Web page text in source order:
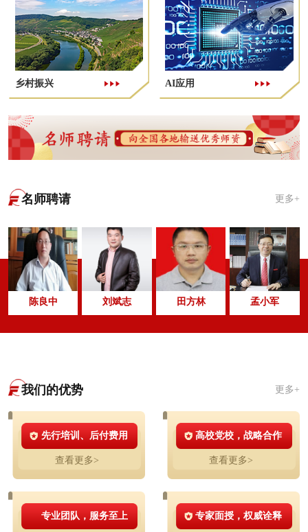
乡村振兴 AI应用
名师聘请 更多+
陈良中 刘斌志 田方林 孟小军
我们的优势 更多+
先行培训、后付费用
查看更多>
高校党校，战略合作
查看更多>
专业团队，服务至上 专家面授，权威诠释